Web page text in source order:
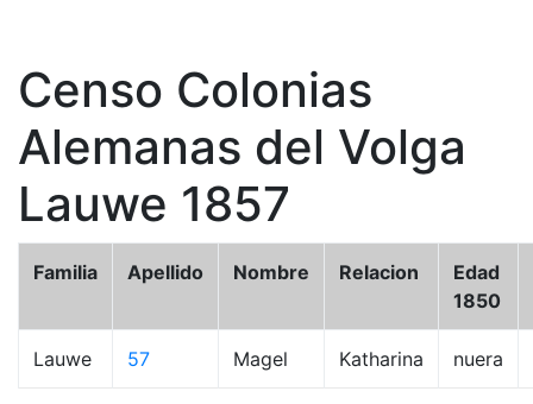
Censo Colonias
Alemanas del Volga
Lauwe 1857
Familia Apellido Nombre Relacion
Edad
1850
Lauwe 57 Magel Katharina nuera